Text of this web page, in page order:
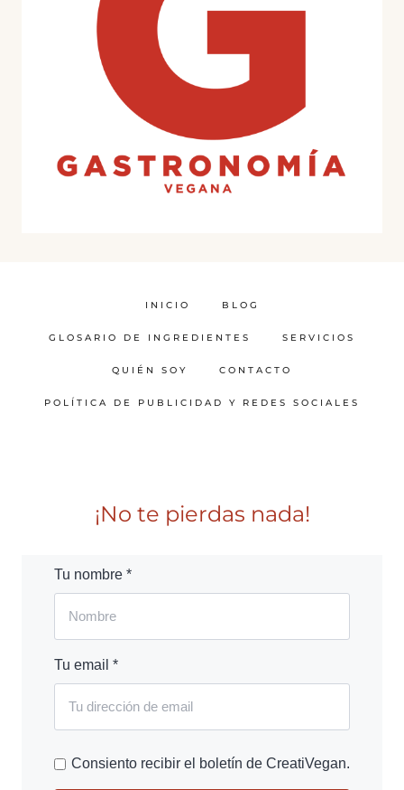
INICIO BLOG
GLOSARIO DE INGREDIENTES SERVICIOS
QUIÉN SOY CONTACTO
POLÍTICA DE PUBLICIDAD Y REDES SOCIALES
¡No te pierdas nada!
Tu nombre *
Tu email *
Consiento recibir el boletín de CreatiVegan.